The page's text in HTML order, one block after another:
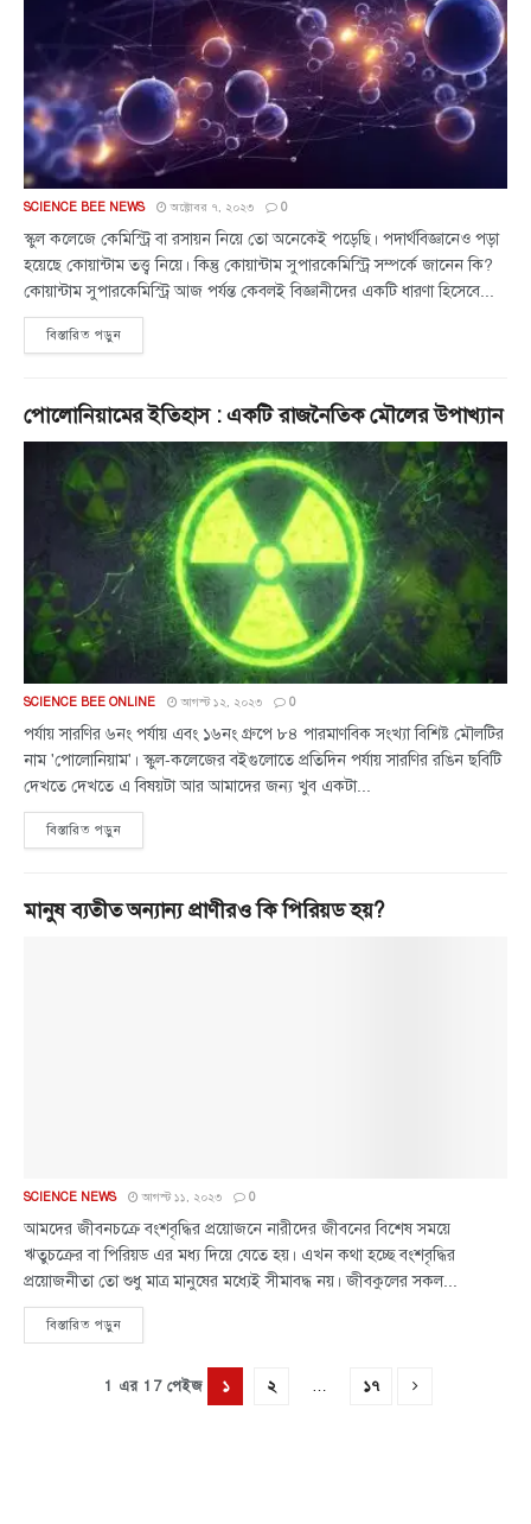
SCIENCE BEE NEWS অক্টোবর ৭, ২০২৩ 0
স্কুল কলেজে কেমিস্ট্রি বা রসায়ন নিয়ে তো অনেকেই পড়েছি। পদার্থবিজ্ঞানেও পড়া
হয়েছে কোয়ান্টাম তত্ত্ব নিয়ে। কিন্তু কোয়ান্টাম সুপারকেমিস্ট্রি সম্পর্কে জানেন কি?
কোয়ান্টাম সুপারকেমিস্ট্রি আজ পর্যন্ত কেবলই বিজ্ঞানীদের একটি ধারণা হিসেবে...
বিস্তারিত পড়ুন
পোলোনিয়ামের ইতিহাস : একটি রাজনৈতিক মৌলের উপাখ্যান
SCIENCE BEE ONLINE আগস্ট ১২, ২০২৩ 0
পর্যায় সারণির ৬নং পর্যায় এবং ১৬নং গ্রুপে ৮৪ পারমাণবিক সংখ্যা বিশিষ্ট মৌলটির
নাম 'পোলোনিয়াম'। স্কুল-কলেজের বইগুলোতে প্রতিদিন পর্যায় সারণির রঙিন ছবিটি
দেখতে দেখতে এ বিষয়টা আর আমাদের জন্য খুব একটা...
বিস্তারিত পড়ুন
মানুষ ব্যতীত অন্যান্য প্রাণীরও কি পিরিয়ড হয়?
SCIENCE NEWS আগস্ট ১১, ২০২৩ 0
আমদের জীবনচক্রে বংশবৃদ্ধির প্রয়োজনে নারীদের জীবনের বিশেষ সময়ে
ঋতুচক্রের বা পিরিয়ড এর মধ্য দিয়ে যেতে হয়। এখন কথা হচ্ছে বংশবৃদ্ধির
প্রয়োজনীতা তো শুধু মাত্র মানুষের মধ্যেই সীমাবদ্ধ নয়। জীবকুলের সকল...
বিস্তারিত পড়ুন
1 এর 17 পেইজ ১ ২ … ১৭